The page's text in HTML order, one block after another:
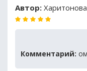
Автор:
Комментарий: